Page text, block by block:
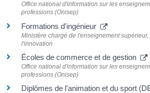
Office national d'information sur les
professions (Onisep)
Formations d'ingénieur
Ministère chargé de l'enseignement
l'innovation
Écoles de commerce et de gestion
Office national d'information sur les
professions (Onisep)
Diplômes de l'animation et du sport